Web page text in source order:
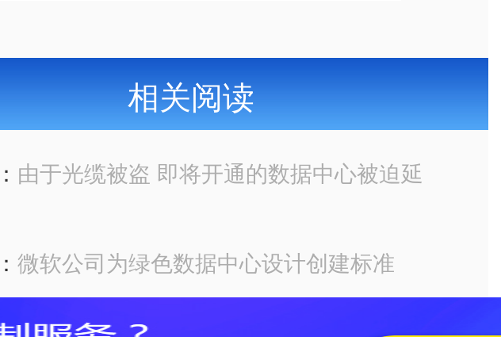
相关阅读
由于光缆被盗 即将开通的数据中心被迫延
微软公司为绿色数据中心设计创建标准